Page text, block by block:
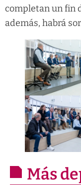
completan un fin
además, habrá
Más